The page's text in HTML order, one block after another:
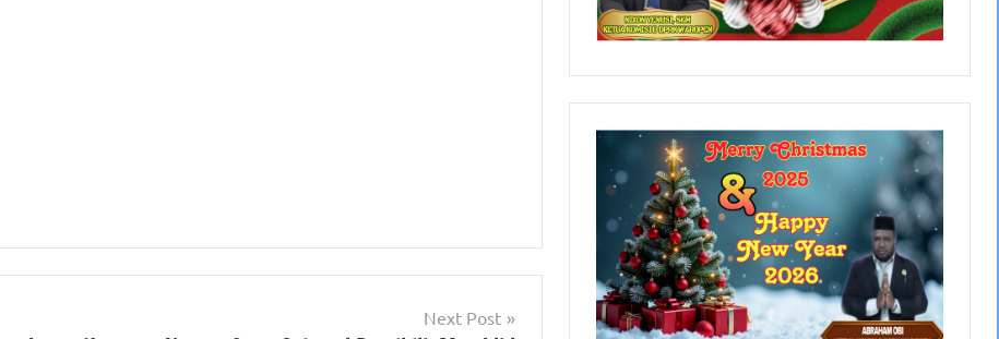
Next Post